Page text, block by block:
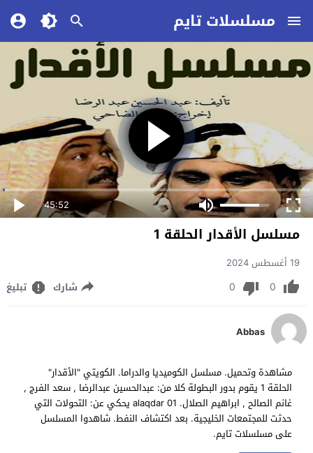
مسلسلات تايم
45:52
مسلسل الأقدار الحلقة 1
19 أغسطس 2024
0
0 شارك تبليغ
Abbas
مشاهدة وتحميل. مسلسل الكوميديا والدراما. الكويتي "الأقدار"
الحلقة 1 يقوم بدور البطولة كلا من: عبدالحسين عبدالرضا , سعد الفرج ,
غانم الصالح , ابراهيم الصلال. alaqdar 01 يحكي عن: التحولات التي
حدثت للمجتمعات الخليجية. بعد اكتشاف النفط. شاهدوا المسلسل
على مسلسلات تايم.